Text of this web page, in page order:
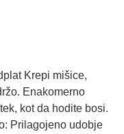
Krepi mišice,
Enakomerno
kot da hodite bosi.
Prilagojeno udobje